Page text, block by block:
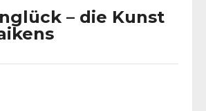
– die Kunst